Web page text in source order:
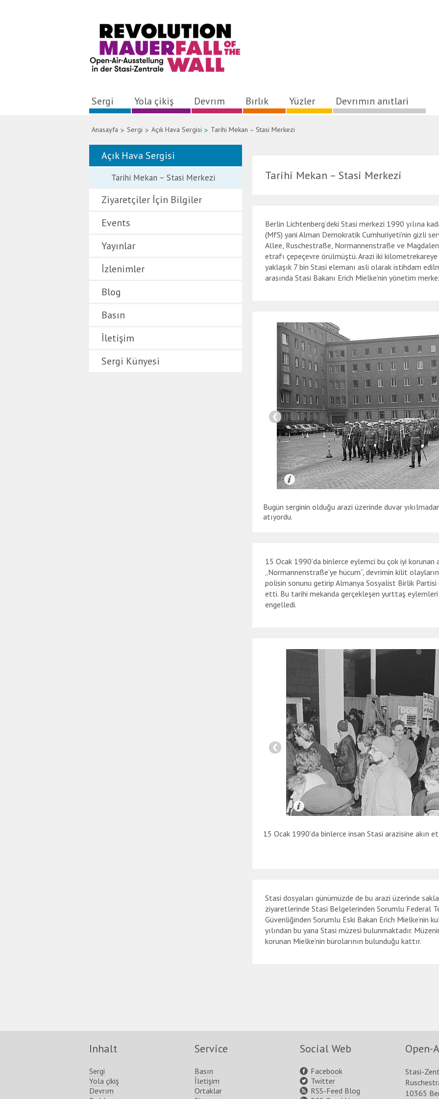
Sergi Yola çikiş Devrım Bırlık Yüzler Devrımın anıtlari
Anasayfa > Sergi > Açık Hava Sergisi > Tarihi Mekan – Stasi Merkezi
Açık Hava Sergisi
Tarihi Mekan – Stasi Merkezi
Ziyaretçiler İçin Bilgiler
Events
Yayınlar
İzlenimler
Blog
Basın
İletişim
Sergi Künyesi
Tarihi Mekan – Stasi Merkezi
Berlin Lichtenberg’deki Stasi merkezi 1990 yılına
(MfS) yani Alman Demokratik Cumhuriyeti’nin gizli
Allee, Ruschestraße, Normannenstraße ve
etrafı çepeçevre örülmüştü. Arazi iki kilometrekareye
yaklaşık 7 bin Stasi elemanı asli olarak istihdam
arasında Stasi Bakanı Erich Mielke’nin yönetim
Bugün serginin olduğu arazi üzerinde duvar
atıyordu.
15 Ocak 1990’da binlerce eylemci bu çok iyi korunan
„Normannenstraße’ye hücum“, devrimin kilit
polisin sonunu getirip Almanya Sosyalist Birlik
etti. Bu tarihi mekanda gerçekleşen yurttaş eylemleri
engelledi.
15 Ocak 1990’da binlerce insan Stasi arazisine akın
Stasi dosyaları günümüzde de bu arazi üzerinde
ziyaretlerinde Stasi Belgelerinden Sorumlu Federal
Güvenliğinden Sorumlu Eski Bakan Erich Mielke’nin
yılından bu yana Stasi müzesi bulunmaktadır.
korunan Mielke’nin bürolarının bulunduğu kattır.
Inhalt
Sergi
Yola çikiş
Devrım
Service
Basın
İletişim
Ortaklar
Social Web
Facebook
Twitter
RSS-Feed Blog
Open-
Stasi-
10365